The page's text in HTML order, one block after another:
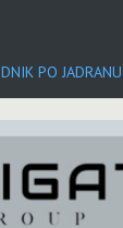
PO JADRANU